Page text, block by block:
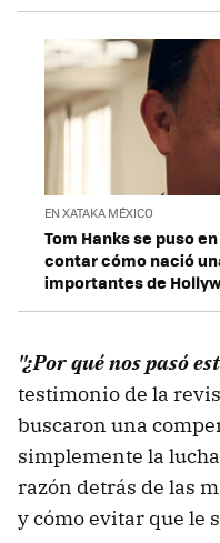
EN XATAKA MÉXICO
Tom Hanks se puso
contar cómo nació
importantes de
"¿Por qué nos pasó
testimonio de la
buscaron una
simplemente la
razón detrás de las
y cómo evitar que le